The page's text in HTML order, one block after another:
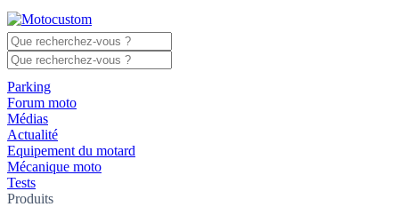
Parking
Forum moto
Médias
Actualité
Equipement du motard
Mécanique moto
Tests
Produits